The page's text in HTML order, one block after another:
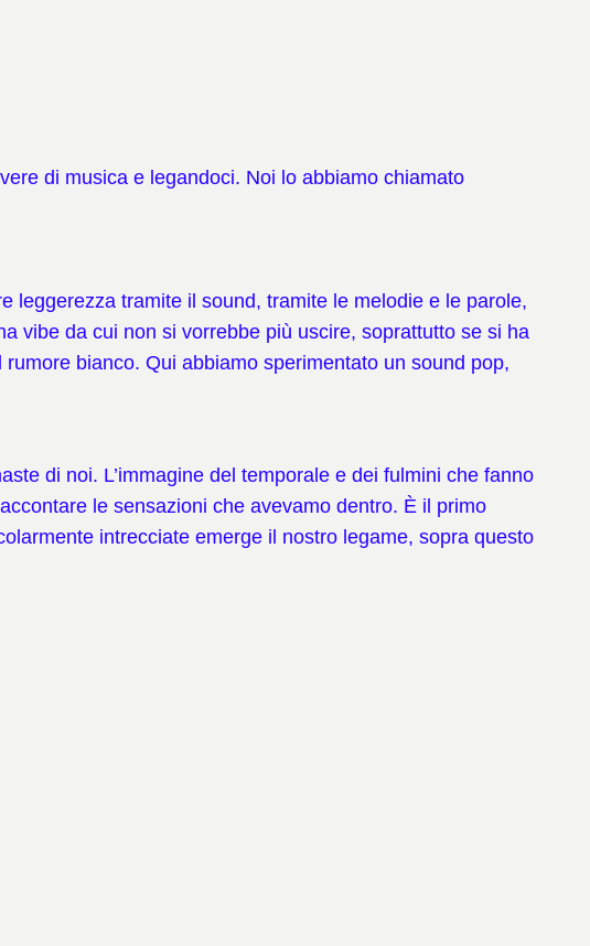
di musica e legandoci. Noi lo abbiamo chiamato
leggerezza tramite il sound, tramite le melodie e le parole,
vibe da cui non si vorrebbe più uscire, soprattutto se si ha
bianco. Qui abbiamo sperimentato un sound pop,
di noi. L’immagine del temporale e dei fulmini che fanno
le sensazioni che avevamo dentro. È il primo
intrecciate emerge il nostro legame, sopra questo